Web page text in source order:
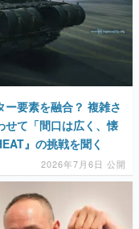
要素を融合？ 複雑さ
せて「間口は広く、懐
』の挑戦を聞く
2026年7月6日 公開